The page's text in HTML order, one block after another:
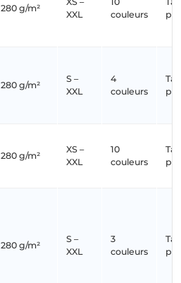
280 g/m²
XXL
couleurs
280 g/m²
S –
XXL
4
couleurs
280 g/m²
XS –
XXL
10
couleurs
280 g/m²
S –
XXL
3
couleurs